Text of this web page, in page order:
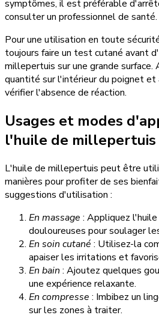
symptômes, il est préférable
consulter un professionnel de santé.
Pour une utilisation en toute
toujours faire un test cutané avant
millepertuis sur une grande
quantité sur l'intérieur du poignet
vérifier l'absence de réaction.
Usages et modes
l'huile de millepertuis
L'huile de millepertuis peut être
manières pour profiter de ses
suggestions d'utilisation :
En massage : Appliquez
douloureuses pour soulager
En soin cutané : Utilisez-la
apaiser les irritations et
En bain : Ajoutez quelques
une expérience relaxante.
En compresse : Imbibez un
sur les zones à traiter.